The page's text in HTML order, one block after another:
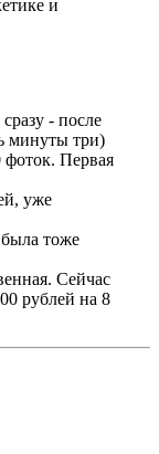
и
- после
минуты три)
фоток. Первая
уже
тоже
Сейчас
рублей на 8